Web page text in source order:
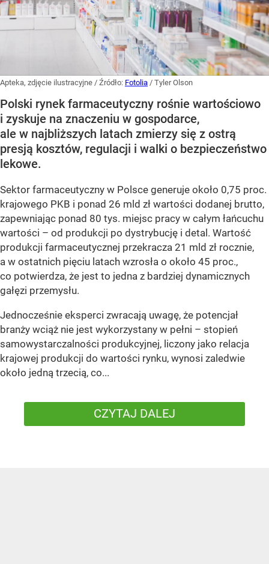
Apteka, zdjęcie ilustracyjne / Źródło: Fotolia / Tyler Olson
Polski rynek farmaceutyczny rośnie wartościowo
i zyskuje na znaczeniu w gospodarce,
ale w najbliższych latach zmierzy się z ostrą
presją kosztów, regulacji i walki o bezpieczeństwo
lekowe.
Sektor farmaceutyczny w Polsce generuje około 0,75 proc.
krajowego PKB i ponad 26 mld zł wartości dodanej brutto,
zapewniając ponad 80 tys. miejsc pracy w całym łańcuchu
wartości – od produkcji po dystrybucję i detal. Wartość
produkcji farmaceutycznej przekracza 21 mld zł rocznie,
a w ostatnich pięciu latach wzrosła o około 45 proc.,
co potwierdza, że jest to jedna z bardziej dynamicznych
gałęzi przemysłu.
Jednocześnie eksperci zwracają uwagę, że potencjał
branży wciąż nie jest wykorzystany w pełni – stopień
samowystarczalności produkcyjnej, liczony jako relacja
krajowej produkcji do wartości rynku, wynosi zaledwie
około jedną trzecią, co...
CZYTAJ DALEJ